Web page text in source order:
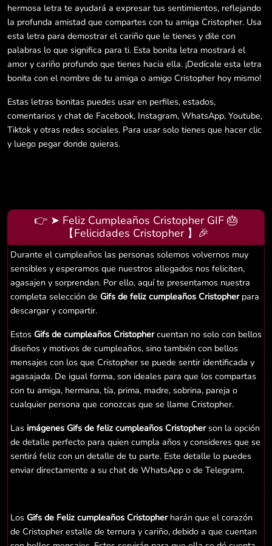
hermosa letra te ayudará a expresar tus sentimientos, reflejando
la profunda amistad que compartes con tu amiga Cristopher. Usa
esta letra para demostrar el cariño que le tienes y dile con
palabras lo que significa para ti. Esta bonita letra mostrará el
amor y cariño profundo que tienes hacia ella. ¡Dedícale esta letra
bonita con el nombre de tu amiga o amigo Cristopher hoy mismo!
Estas letras bonitas puedes usar en perfiles, estados,
comentarios y chat de Facebook, Instagram, WhatsApp, Youtube,
Tiktok y otras redes sociales. Para usar solo tienes que hacer clic
y luego pegar donde quieras.
👉 ➤ Feliz Cumpleaños Cristopher GIF 🎂
【Felicidades Cristopher 】🎉
Durante el cumpleaños las personas solemos volvernos muy
sensibles y esperamos que nuestros allegados nos feliciten,
agasajen y sorprendan. Por ello, aquí te presentamos nuestra
completa selección de Gifs de feliz cumpleaños Cristopherpara
descargar y compartir.
Estos Gifs de cumpleaños Cristophercuentan no solo con bellos
diseños y motivos de cumpleaños, sino también con bellos
mensajes con los que Cristopher se puede sentir identificada y
agasajada. De igual forma, son ideales para que los compartas
con tu amiga, hermana, tía, prima, madre, sobrina, pareja o
cualquier persona que conozcas que se llame Cristopher.
Las imágenes Gifs de feliz cumpleaños Cristopherson la opción
de detalle perfecto para quien cumpla años y consideres que se
sentirá feliz con un detalle de tu parte. Este detalle lo puedes
enviar directamente a su chat de WhatsApp o de Telegram.
Los Gifs de Feliz cumpleaños Cristopherharán que el corazón
de Cristopher estalle de ternura y cariño, debido a que cuentan